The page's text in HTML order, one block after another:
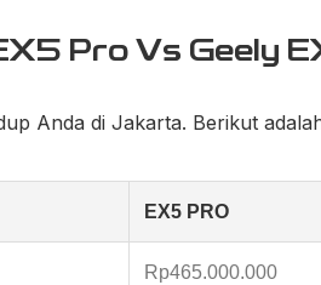
Pro Vs Geely
Anda di Jakarta. Berikut
EX5 PRO
Rp465.000.000